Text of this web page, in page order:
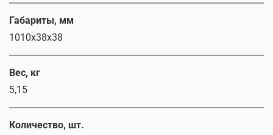
Габариты, мм
1010х38х38
Вес, кг
5,15
Количество, шт.